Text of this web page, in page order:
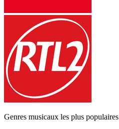
Genres musicaux les plus populaires